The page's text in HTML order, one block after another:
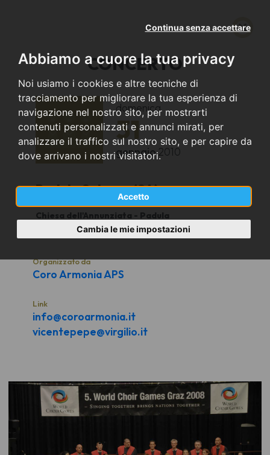
Abbiamo a cuore la tua privacy
Noi usiamo i cookies e altre tecniche di
tracciamento per migliorare la tua esperienza di
navigazione nel nostro sito, per mostrarti
contenuti personalizzati e annunci mirati, per
analizzare il traffico sul nostro sito, e per capire da
dove arrivano i nostri visitatori.
Accetto
Continua senza accettare
Cambia le mie impostazioni
CONCERTO
domenica
31
gennaio 2010
Padula Salerno (SA)
Chiesa dell'Annunziata - Padula
Organizzato da
Coro Armonia APS
Link
info@coroarmonia.it
vicentepepe@virgilio.it